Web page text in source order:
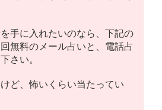
手に入れたいのなら、下記の
無料のメール占いと、電話占
さい。
けど、怖いくらい当たってい